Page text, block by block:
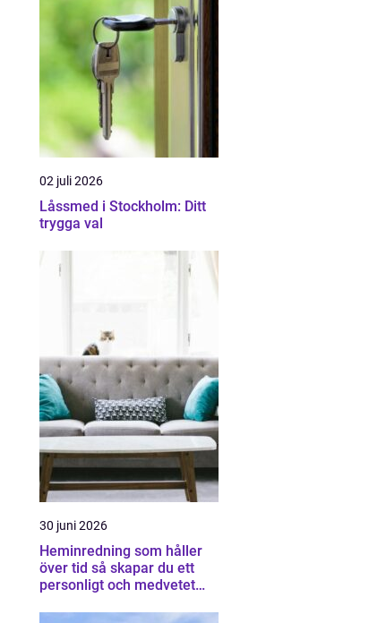
02 juli 2026
Låssmed i Stockholm: Ditt
trygga val
30 juni 2026
Heminredning som håller
över tid så skapar du ett
personligt och medvetet